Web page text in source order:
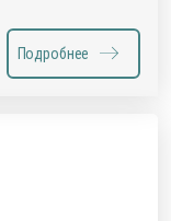
Подробнее